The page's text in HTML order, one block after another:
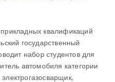
квалификаций
государственный
набор студентов для
автомобиля категории